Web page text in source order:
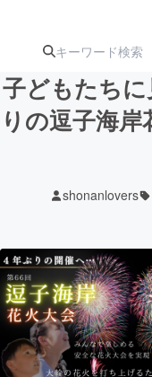
注
テクノロ
映像・映画
子どもたち
りの逗子海
shonanlovers